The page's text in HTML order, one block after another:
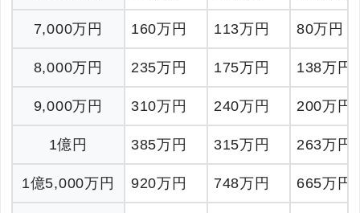
7,000万円 160万円 113万円 80万円
8,000万円 235万円 175万円 138万円
9,000万円 310万円 240万円 200万円
1億円 385万円 315万円 263万円
1億5,000万円 920万円 748万円 665万円